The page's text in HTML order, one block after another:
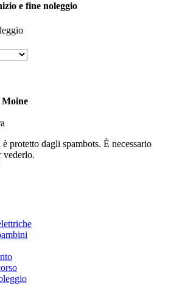
e fine noleggio
Moine
protetto dagli spambots. È necessario
vederlo.